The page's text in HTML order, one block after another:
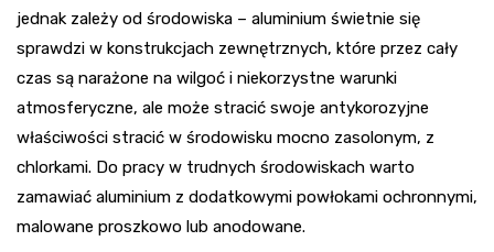
jednak zależy od środowiska – aluminium świetnie się
sprawdzi w konstrukcjach zewnętrznych, które przez cały
czas są narażone na wilgoć i niekorzystne warunki
atmosferyczne, ale może stracić swoje antykorozyjne
właściwości stracić w środowisku mocno zasolonym, z
chlorkami. Do pracy w trudnych środowiskach warto
zamawiać aluminium z dodatkowymi powłokami ochronnymi,
malowane proszkowo lub anodowane.